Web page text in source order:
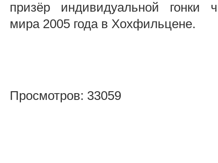
призёр индивидуальной гонки
мира 2005 года в Хохфильцене.
Просмотров: 33059